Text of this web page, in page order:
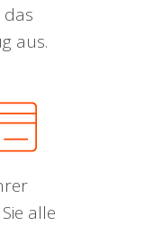
das
aus.
alle